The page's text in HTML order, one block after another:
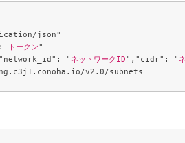
json"
トークン"
"ネットワークID","cidr": "